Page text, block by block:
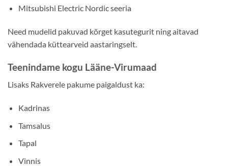
Mitsubishi Electric Nordic seeria
Need mudelid pakuvad kõrget kasutegurit ning aitavad
vähendada küttearveid aastaringselt.
Teenindame kogu Lääne-Virumaad
Lisaks Rakverele pakume paigaldust ka:
Kadrinas
Tamsalus
Tapal
Vinnis